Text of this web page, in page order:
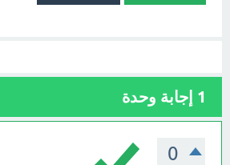
1 إجابة وحدة
0